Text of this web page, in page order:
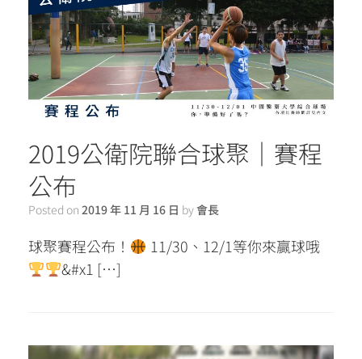
2019公衛院聯合球聚｜賽程
公布
Posted on 2019 年 11 月 16 日 by會長
球聚賽程公布！
11/30、12/1等你來贏球哦
&#x1 […]